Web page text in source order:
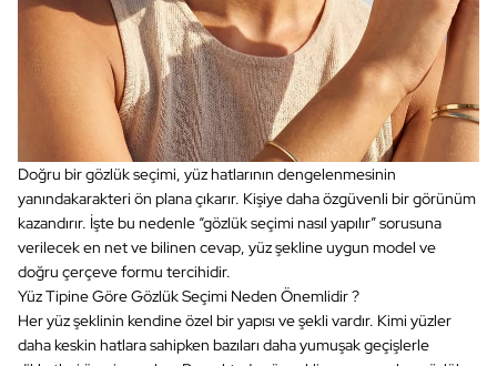
Doğru bir gözlük seçimi, yüz hatlarının dengelenmesinin
yanındakarakteri ön plana çıkarır. Kişiye daha özgüvenli bir görünüm
kazandırır. İşte bu nedenle “gözlük seçimi nasıl yapılır” sorusuna
verilecek en net ve bilinen cevap, yüz şekline uygun model ve
doğru çerçeve formu tercihidir.
Yüz Tipine Göre Gözlük Seçimi Neden Önemlidir ?
Her yüz şeklinin kendine özel bir yapısı ve şekli vardır. Kimi yüzler
daha keskin hatlara sahipken bazıları daha yumuşak geçişlerle